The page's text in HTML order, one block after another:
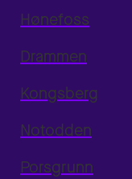
Hønefoss
Drammen
Kongsberg
Notodden
Porsgrunn